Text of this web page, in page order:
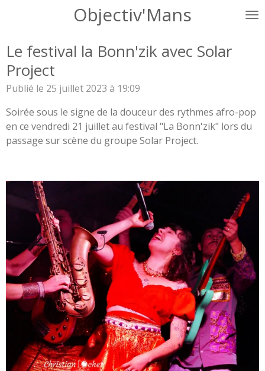
principal
Objectiv'Mans
Le festival la Bonn'zik avec Solar
Project
Publié le 25 juillet 2023 à 19:09
Soirée sous le signe de la douceur des rythmes afro-pop
en ce vendredi 21 juillet au festival "La Bonn'zik" lors du
passage sur scène du groupe Solar Project.